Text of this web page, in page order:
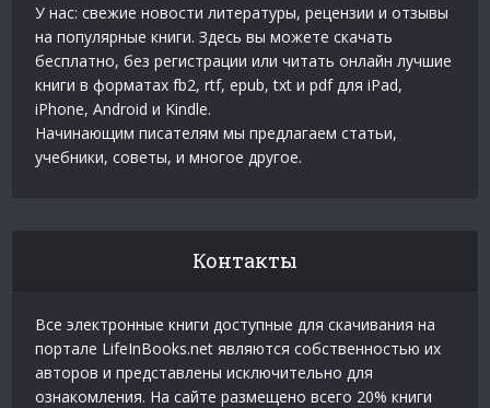
У нас: свежие новости литературы, рецензии и отзывы
на популярные книги. Здесь вы можете скачать
бесплатно, без регистрации или читать онлайн лучшие
книги в форматах fb2, rtf, epub, txt и pdf для iPad,
iPhone, Android и Kindle.
Начинающим писателям мы предлагаем статьи,
учебники, советы, и многое другое.
Контакты
Все электронные книги доступные для скачивания на
портале LifeInBooks.net являются собственностью их
авторов и представлены исключительно для
ознакомления. На сайте размещено всего 20% книги